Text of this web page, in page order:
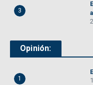
3
Opinión:
1